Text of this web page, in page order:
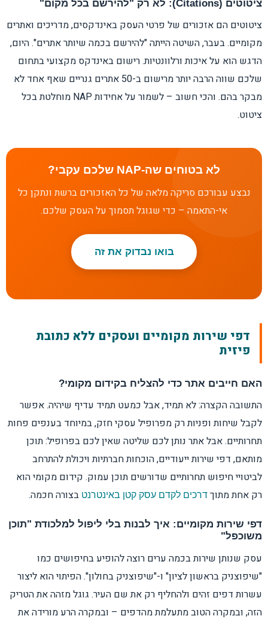
ציטוטים (Citations): לא רק "להירשם בכל מקום"
ציטוטים הם אזכורים של פרטי העסק באינדקסים, מדריכים ואתרים
מקומיים. בעבר, השיטה הייתה "להירשם בכמה שיותר אתרים". היום,
הדגש הוא על איכות ורלוונטיות. רישום באינדקס מקצועי בתחום
שלכם שווה הרבה יותר מרישום ב-50 אתרים גנריים שאף אחד לא
מבקר בהם. והכי חשוב – לשמור על אחידות NAP מוחלטת בכל
ציטוט.
לא בטוחים שה-NAP שלכם עקבי?
נבצע עבורכם סריקה מלאה של כל האזכורים ברשת ונתקן כל
אי-התאמה – כדי שגוגל תסמוך על העסק שלכם.
בואו נבדוק את זה
דפי שירות מקומיים ועסקים ללא כתובת
פיזית
האם חייבים אתר כדי להצליח בקידום מקומי?
התשובה הקצרה: לא תמיד, אבל כמעט תמיד עדיף שיהיה. אפשר
לקבל שיחות ופניות רק מפרופיל עסקי חזק, במיוחד בענפים פחות
תחרותיים. אבל אתר נותן לכם שליטה שאין לכם בפרופיל: תוכן
מותאם, דפי שירות ייעודיים, הוכחות חברתיות ויכולת להתרחב
לביטויי חיפוש תחרותיים שדורשים תוכן עמוק. קידום מקומי הוא
רק אחת מתוך דרכים לקדם עסק קטן באינטרנט בצורה חכמה.
דפי שירות מקומיים: איך לבנות בלי ליפול למלכודת "תוכן
משוכפל"
עסק שנותן שירות בכמה ערים רוצה להופיע בחיפושים כמו
"שיפוצניק בראשון לציון" ו-"שיפוצניק בחולון". הפיתוי הוא ליצור
עשרות דפים זהים ולהחליף רק את שם העיר. גוגל מזהה את הטריק
הזה, ובמקרה הטוב מתעלמת מהדפים – ובמקרה הרע מורידה את